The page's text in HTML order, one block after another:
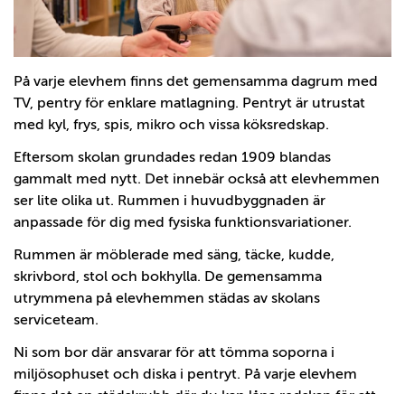
På varje elevhem finns det gemensamma dagrum med
TV, pentry för enklare matlagning. Pentryt är utrustat
med kyl, frys, spis, mikro och vissa köksredskap.
Eftersom skolan grundades redan 1909 blandas
gammalt med nytt. Det innebär också att elevhemmen
ser lite olika ut. Rummen i huvudbyggnaden är
anpassade för dig med fysiska funktionsvariationer.
Rummen är möblerade med säng, täcke, kudde,
skrivbord, stol och bokhylla. De gemensamma
utrymmena på elevhemmen städas av skolans
serviceteam.
Ni som bor där ansvarar för att tömma soporna i
miljösophuset och diska i pentryt. På varje elevhem